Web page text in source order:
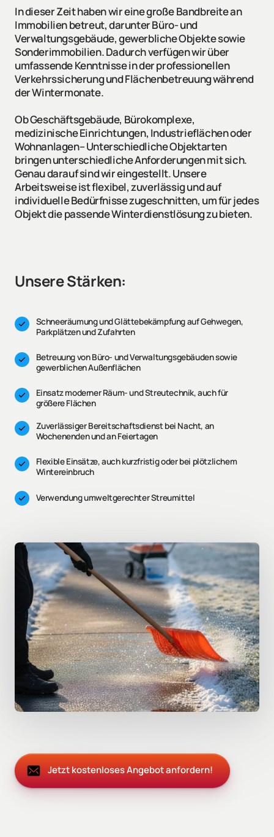
In dieser Zeit haben wir eine große Bandbreite an
Immobilien betreut, darunter Büro- und
Verwaltungsgebäude, gewerbliche Objekte sowie
Sonderimmobilien. Dadurch verfügen wir über
umfassende Kenntnisse in der professionellen
Verkehrssicherung und Flächenbetreuung während
der Wintermonate.
Ob Geschäftsgebäude, Bürokomplexe,
medizinische Einrichtungen, Industrieflächen oder
Wohnanlagen– Unterschiedliche Objektarten
bringen unterschiedliche Anforderungen mit sich.
Genau darauf sind wir eingestellt. Unsere
Arbeitsweise ist flexibel, zuverlässig und auf
individuelle Bedürfnisse zugeschnitten, um für jedes
Objekt die passende Winterdienstlösung zu bieten.
Unsere Stärken:
Schneeräumung und Glättebekämpfung auf Gehwegen,
Parkplätzen und Zufahrten
Betreuung von Büro- und Verwaltungsgebäuden sowie
gewerblichen Außenflächen
Einsatz moderner Räum- und Streutechnik, auch für
größere Flächen
Zuverlässiger Bereitschaftsdienst bei Nacht, an
Wochenenden und an Feiertagen
Flexible Einsätze, auch kurzfristig oder bei plötzlichem
Wintereinbruch
Verwendung umweltgerechter Streumittel
Jetzt kostenloses Angebot anfordern!